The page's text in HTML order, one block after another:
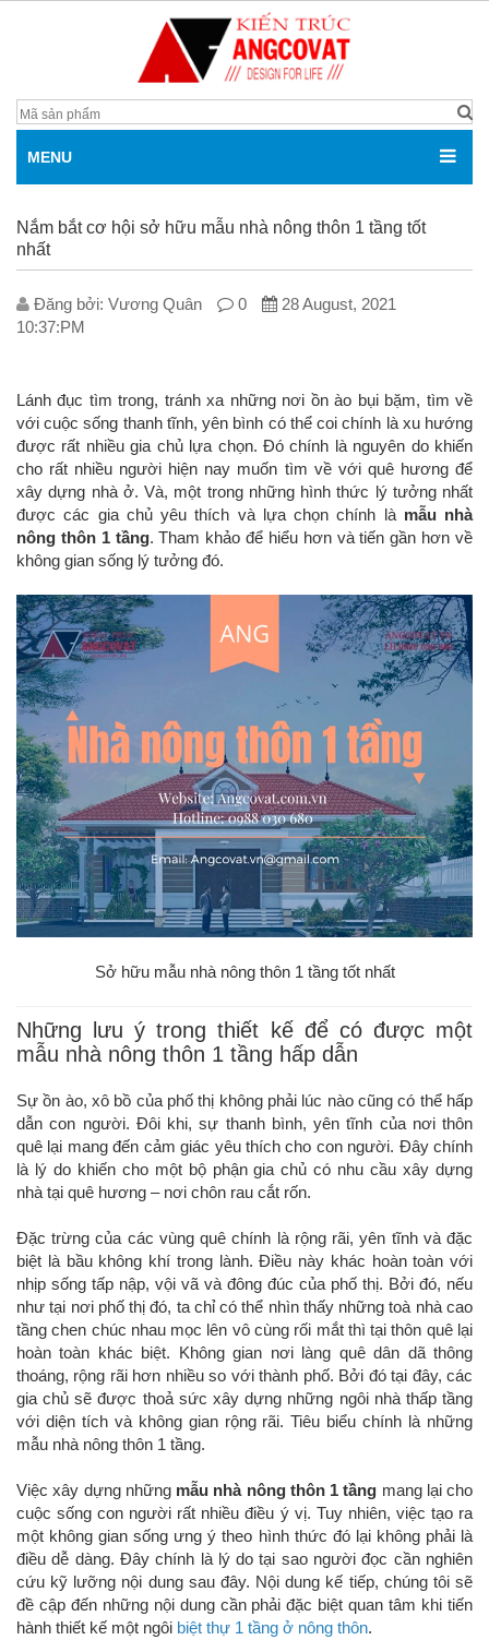
MENU
Nắm bắt cơ hội sở hữu mẫu nhà nông thôn 1 tầng tốt
nhất
Đăng bởi: V­ương Quân 0
28 August, 2021
10:37:PM
Lánh đục tìm trong, tránh xa những nơi ồn ào bụi bặm, tìm về
với cuộc sống thanh tĩnh, yên bình có thể coi chính là xu hướng
được rất nhiều gia chủ lựa chọn. Đó chính là nguyên do khiến
cho rất nhiều người hiện nay muốn tìm về với quê hương để
xây dựng nhà ở. Và, một trong những hình thức lý tưởng nhất
được các gia chủ yêu thích và lựa chọn chính là mẫu nhà
nông thôn 1 tầng. Tham khảo để hiểu hơn và tiến gần hơn về
không gian sống lý tưởng đó.
Sở hữu mẫu nhà nông thôn 1 tầng tốt nhất
Những lưu ý trong thiết kế để có được một
mẫu nhà nông thôn 1 tầng hấp dẫn
Sự ồn ào, xô bồ của phố thị không phải lúc nào cũng có thể hấp
dẫn con người. Đôi khi, sự thanh bình, yên tĩnh của nơi thôn
quê lại mang đến cảm giác yêu thích cho con người. Đây chính
là lý do khiến cho một bộ phận gia chủ có nhu cầu xây dựng
nhà tại quê hương – nơi chôn rau cắt rốn.
Đặc trừng của các vùng quê chính là rộng rãi, yên tĩnh và đặc
biệt là bầu không khí trong lành. Điều này khác hoàn toàn với
nhịp sống tấp nập, vội vã và đông đúc của phố thị. Bởi đó, nếu
như tại nơi phố thị đó, ta chỉ có thể nhìn thấy những toà nhà cao
tầng chen chúc nhau mọc lên vô cùng rối mắt thì tại thôn quê lại
hoàn toàn khác biệt. Không gian nơi làng quê dân dã thông
thoáng, rộng rãi hơn nhiều so với thành phố. Bởi đó tại đây, các
gia chủ sẽ được thoả sức xây dựng những ngôi nhà thấp tầng
với diện tích và không gian rộng rãi. Tiêu biểu chính là những
mẫu nhà nông thôn 1 tầng.
Việc xây dựng những mẫu nhà nông thôn 1 tầng mang lại cho
cuộc sống con người rất nhiều điều ý vị. Tuy nhiên, việc tạo ra
một không gian sống ưng ý theo hình thức đó lại không phải là
điều dễ dàng. Đây chính là lý do tại sao người đọc cần nghiên
cứu kỹ lưỡng nội dung sau đây. Nội dung kế tiếp, chúng tôi sẽ
đề cập đến những nội dung cần phải đặc biệt quan tâm khi tiến
hành thiết kế một ngôi biệt thự 1 tầng ở nông thôn.